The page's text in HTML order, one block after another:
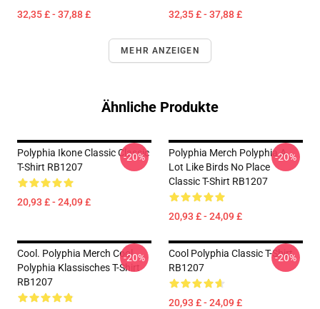
32,35 £ - 37,88 £ 32,35 £ - 37,88 £
MEHR ANZEIGEN
Ähnliche Produkte
Polyphia Ikone Classic Classic
T-Shirt RB1207
20,93 £ - 24,09 £
-20%
Polyphia Merch Polyphia A
Lot Like Birds No Place
Classic T-Shirt RB1207
20,93 £ - 24,09 £
-20%
Cool. Polyphia Merch Cool
Polyphia Klassisches T-Shirt
RB1207
-20%
Cool Polyphia Classic T-Shirt
RB1207
20,93 £ - 24,09 £
-20%